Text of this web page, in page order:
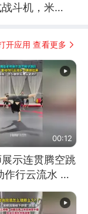
斗机，米
开应用 查看更多
00:12
示连贯腾空跳
作行云流水 节
网友：怎么做
的？